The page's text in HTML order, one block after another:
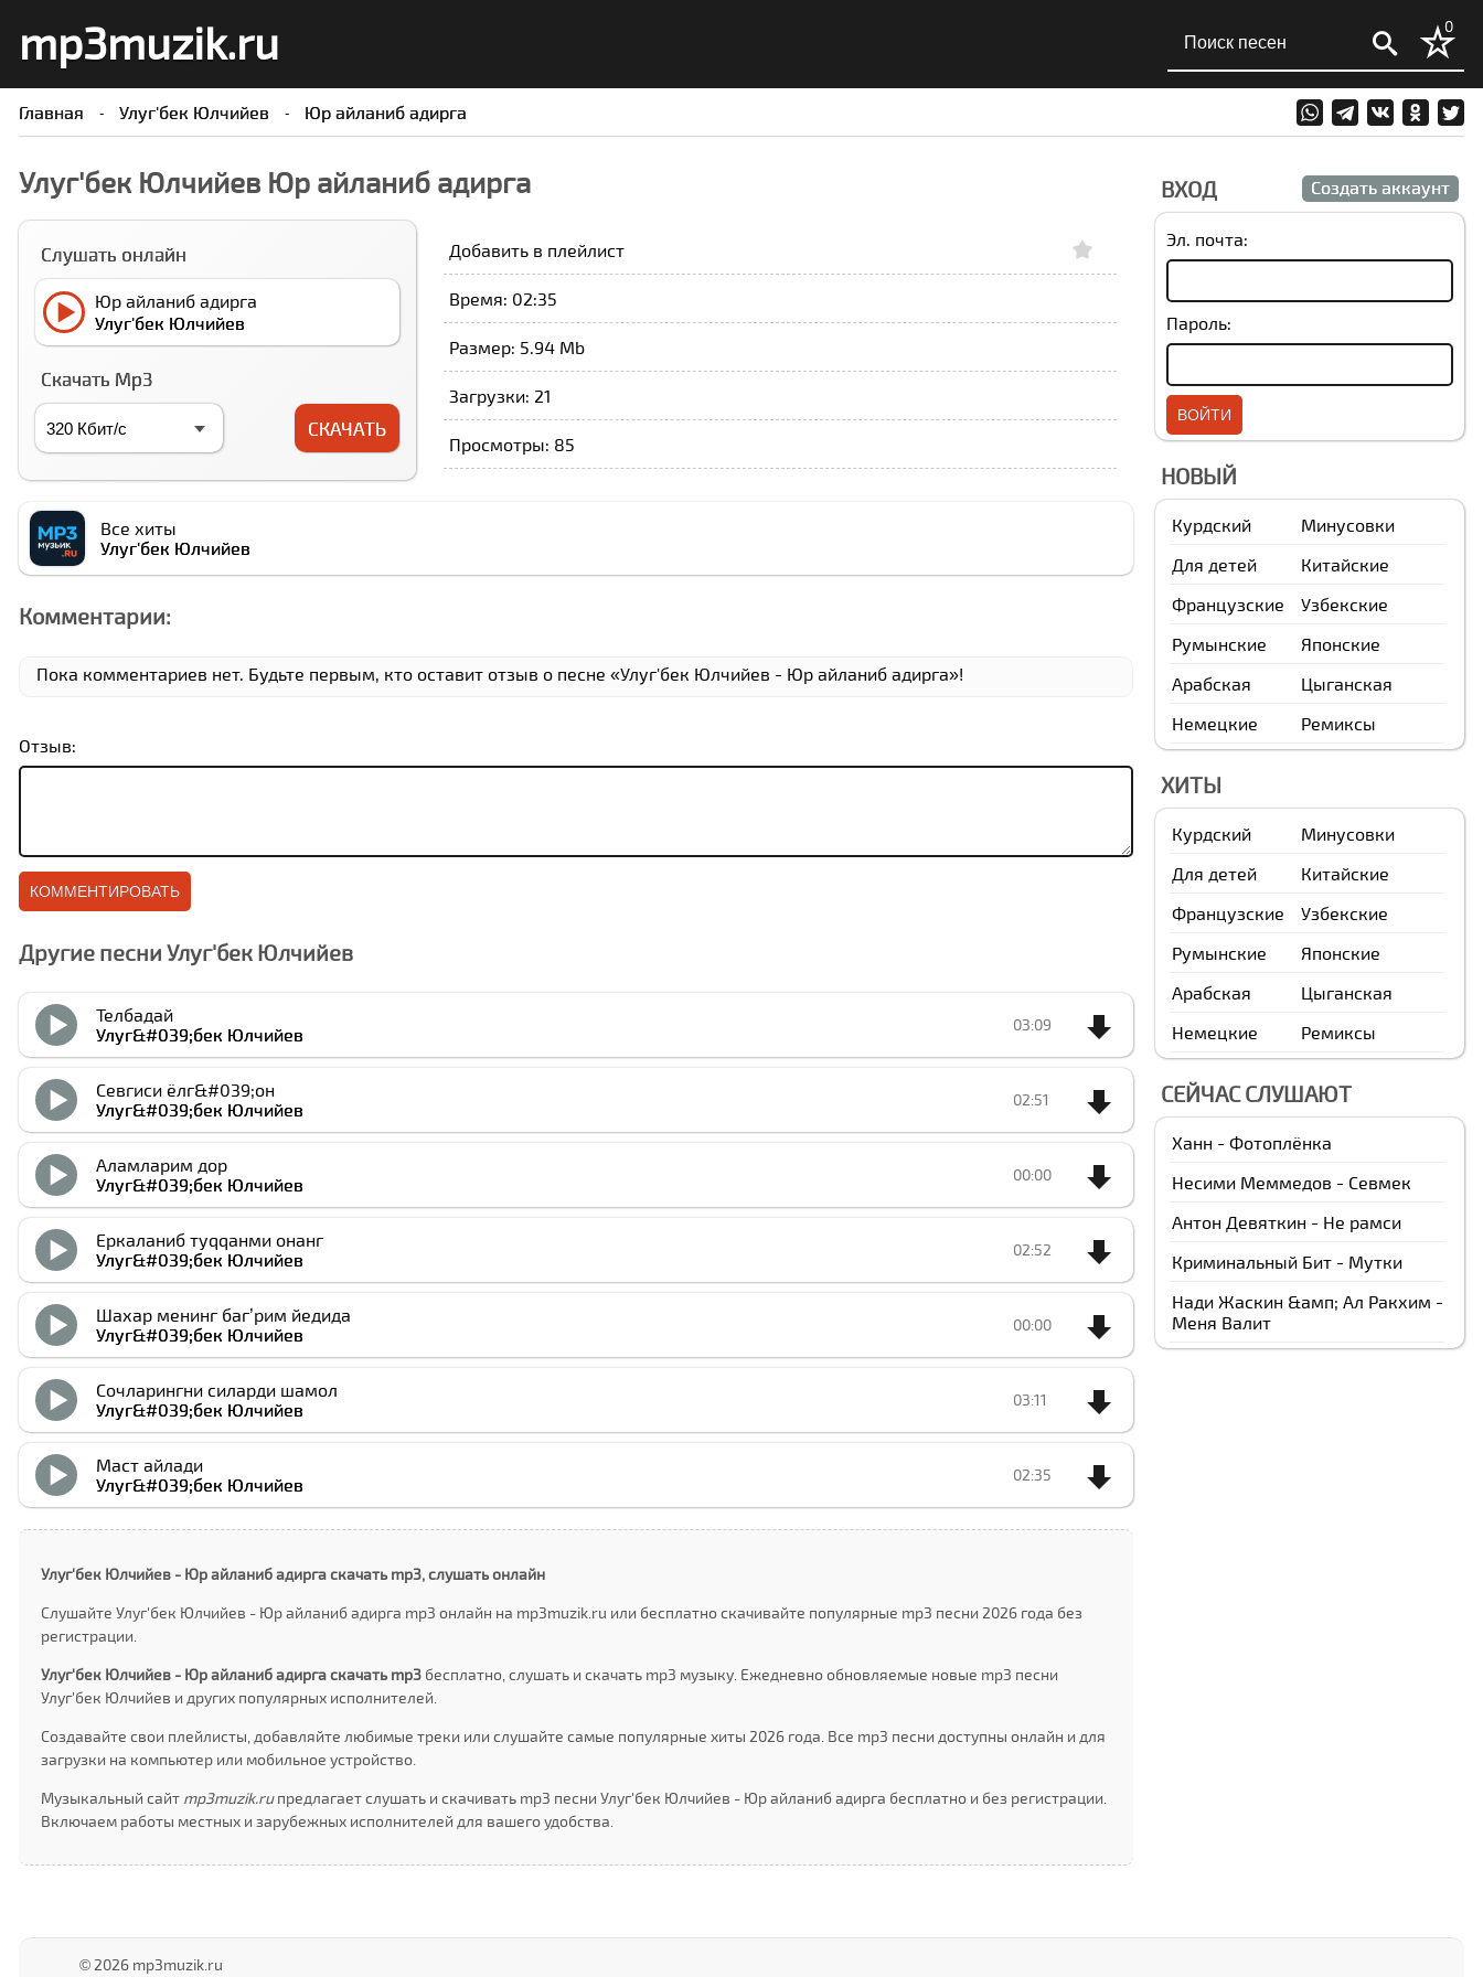
mp3muzik.ru 0
Главная Улуг'бек Юлчийев Юр айланиб адирга
Улуг'бек Юлчийев Юр айланиб адирга
Слушать онлайн
Юр айланиб адирга
Улуг'бек Юлчийев
Скачать Mp3
СКАЧАТЬ
Добавить в плейлист
Время: 02:35
Размер: 5.94 Mb
Загрузки: 21
Просмотры: 85
Все хиты
Улуг'бек Юлчийев
Комментарии:
Пока комментариев нет. Будьте первым, кто оставит отзыв о песне «Улуг'бек Юлчийев - Юр айланиб адирга»!
Отзыв:
Другие песни Улуг'бек Юлчийев
Телбадай
Улуг&#039;бек Юлчийев
03:09
Севгиси ёлг&#039;он
Улуг&#039;бек Юлчийев
02:51
Аламларим дор
Улуг&#039;бек Юлчийев
00:00
Еркаланиб туqqанми онанг
Улуг&#039;бек Юлчийев
02:52
Шахар менинг баг’рим йедида
Улуг&#039;бек Юлчийев
00:00
Сочларингни силарди шамол
Улуг&#039;бек Юлчийев
03:11
Маст айлади
Улуг&#039;бек Юлчийев
02:35
Улуг'бек Юлчийев - Юр айланиб адирга скачать mp3, слушать онлайн
Слушайте Улуг'бек Юлчийев - Юр айланиб адирга mp3 онлайн на mp3muzik.ru или бесплатно скачивайте популярные mp3 песни 2026 года без
регистрации.
Улуг'бек Юлчийев - Юр айланиб адирга скачать mp3бесплатно, слушать и скачать mp3 музыку. Ежедневно обновляемые новые mp3 песни
Улуг'бек Юлчийев и других популярных исполнителей.
Создавайте свои плейлисты, добавляйте любимые треки или слушайте самые популярные хиты 2026 года. Все mp3 песни доступны онлайн и для
загрузки на компьютер или мобильное устройство.
Музыкальный сайт mp3muzik.ruпредлагает слушать и скачивать mp3 песни Улуг'бек Юлчийев - Юр айланиб адирга бесплатно и без регистрации.
Включаем работы местных и зарубежных исполнителей для вашего удобства.
ВХОД Создать аккаунт
Эл. почта:
Пароль:
НОВЫЙ
Курдский
Минусовки
Для детей
Китайские
Французские
Узбекские
Румынские
Японские
Арабская
Цыганская
Немецкие
Ремиксы
ХИТЫ
Курдский
Минусовки
Для детей
Китайские
Французские
Узбекские
Румынские
Японские
Арабская
Цыганская
Немецкие
Ремиксы
СЕЙЧАС СЛУШАЮТ
Ханн - Фотоплёнка
Несими Меммедов - Севмек
Антон Девяткин - Не рамси
Криминальный Бит - Мутки
Нади Жаскин &амп; Ал Ракхим -
Меня Валит
© 2026 mp3muzik.ru